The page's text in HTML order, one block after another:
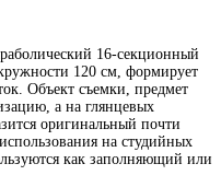
16-секционный
120 см, формирует
Объект съемки, предмет
а на глянцевых
оригинальный почти
на студийных
как заполняющий или